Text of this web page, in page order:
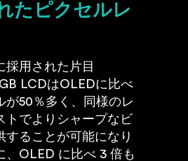
たピクセルレ
採用された片目
LCDはOLEDに比べ
が50％多く、同様のレ
トでよりシャープなビ
することが可能になり
、OLED に比べ 3 倍も